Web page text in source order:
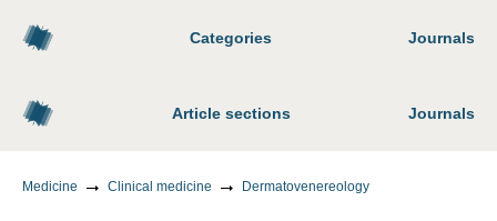
Categories Journals
Article sections Journals
Medicine Clinical medicine Dermatovenereology